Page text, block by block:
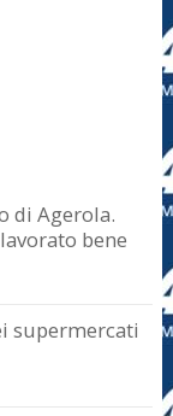
di Agerola.
bene
supermercati